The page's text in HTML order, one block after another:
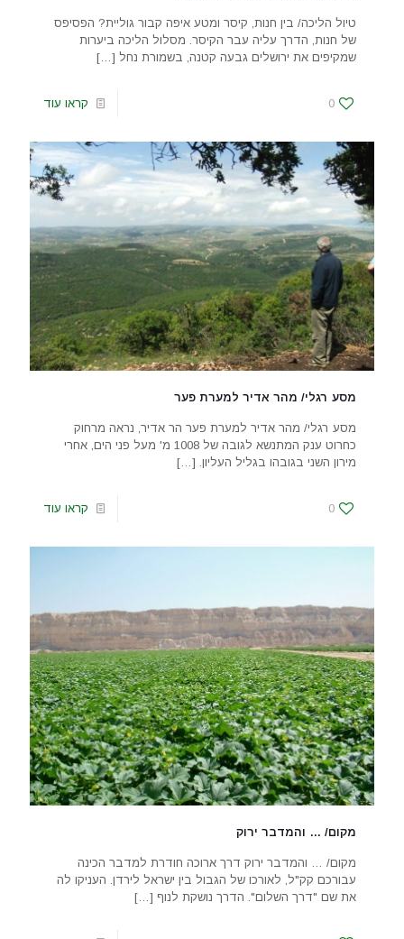
טיול הליכה/ בין חנות, קיסר ומטע איפה קבור גוליית? הפסיפס
של חנות, הדרך עליה עבר הקיסר. מסלול הליכה ביערות
שמקיפים את ירושלים גבעה קטנה, בשמורת נחל […]
0 קראו עוד
מסע רגלי/ מהר אדיר למערת פער
מסע רגלי/ מהר אדיר למערת פער הר אדיר, נראה מרחוק
כחרוט ענק המתנשא לגובה של 1008 מ' מעל פני הים, אחרי
מירון השני בגובהו בגליל העליון. […]
0 קראו עוד
מקום/ … והמדבר ירוק
מקום/ … והמדבר ירוק דרך ארוכה חודרת למדבר הכינה
עבורכם קק"ל, לאורכו של הגבול בין ישראל לירדן. העניקו לה
את שם "דרך השלום". הדרך נושקת לנוף […]